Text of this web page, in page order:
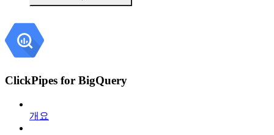
ClickPipes for BigQuery
개요